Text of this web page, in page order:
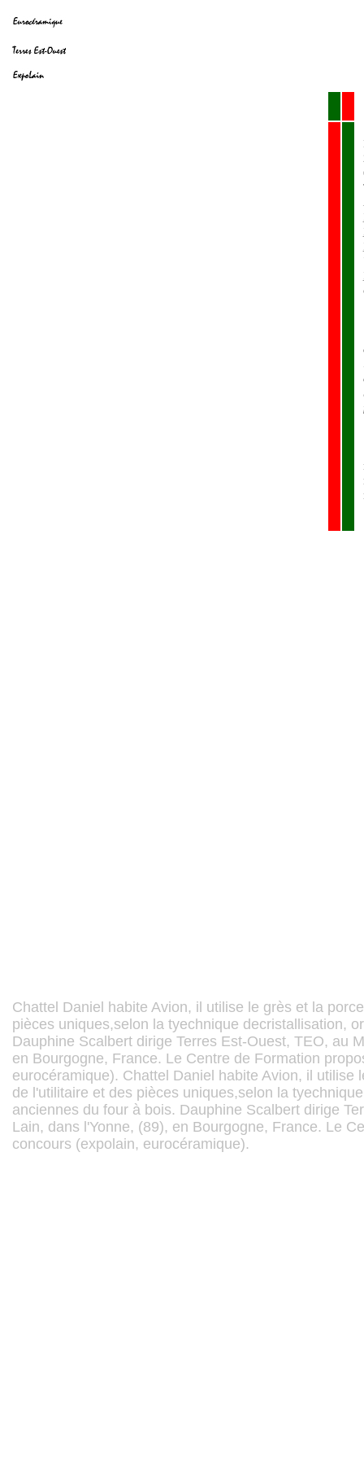
Chattel Daniel habite Avion, il utilise le grès et la
pièces uniques,selon la tyechnique decristallisation,
Dauphine Scalbert dirige Terres Est-Ouest, TEO, au
en Bourgogne, France. Le Centre de Formation
eurocéramique). Chattel Daniel habite Avion, il utilise
de l'utilitaire et des pièces uniques,selon la
anciennes du four à bois. Dauphine Scalbert dirige
Lain, dans l'Yonne, (89), en Bourgogne, France. Le
concours (expolain, eurocéramique).